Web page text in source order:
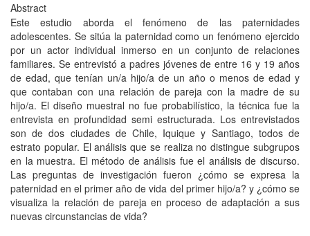
Abstract
Este estudio aborda el fenómeno de las paternidades
adolescentes. Se sitúa la paternidad como un fenómeno ejercido
por un actor individual inmerso en un conjunto de relaciones
familiares. Se entrevistó a padres jóvenes de entre 16 y 19 años
de edad, que tenían un/a hijo/a de un año o menos de edad y
que contaban con una relación de pareja con la madre de su
hijo/a. El diseño muestral no fue probabilístico, la técnica fue la
entrevista en profundidad semi estructurada. Los entrevistados
son de dos ciudades de Chile, Iquique y Santiago, todos de
estrato popular. El análisis que se realiza no distingue subgrupos
en la muestra. El método de análisis fue el análisis de discurso.
Las preguntas de investigación fueron ¿cómo se expresa la
paternidad en el primer año de vida del primer hijo/a? y ¿cómo se
visualiza la relación de pareja en proceso de adaptación a sus
nuevas circunstancias de vida?